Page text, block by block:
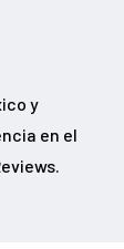
y
en el